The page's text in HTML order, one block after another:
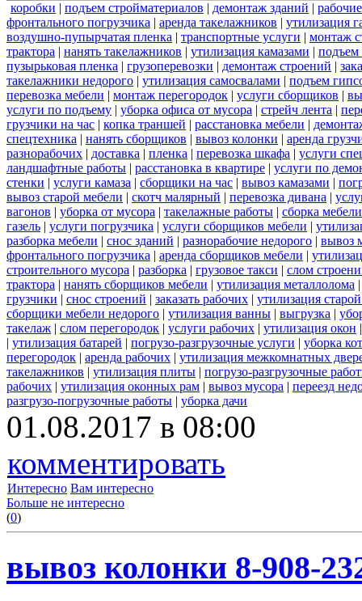
коробки | подъем стройматериалов | демонтаж зданий |
фронтального погрузчика | аренда такелажников | утилизация
воздушно-пупырчатая пленка | транспортные услуги | монтаж
трактора | нанять такелажников | утилизация камазами | подъем
пузырьковая пленка | грузоперевозки | демонтаж строений |
такелажники недорого | утилизация самосвалами | подъем
перевозка мебели | монтаж перегородок | услуги сборщиков |
услуги по подъему | уборка офиса от мусора | стрейч лента |
грузчики на час | копка траншей | расстановка мебели |
спецтехника | нанять сборщиков | вывоз колонки | аренда
разнорабочих | доставка | пленка | перевозка шкафа | услуги
ландшафтные работы | расстановка в квартире | услуги по
стенки | услуги камаза | сборщики на час | вывоз камазами |
вывоз старой мебели | скотч малярный | перевозка дивана |
вагонов | уборка от мусора | такелажные работы | сборка мебели
газель | услуги погрузчика | услуги сборщиков мебели |
разборка мебели | снос зданий | разнорабочие недорого | вывоз
фронтального погрузчика | аренда сборщиков мебели |
строительного мусора | разборка | грузовое такси | слом
трактора | нанять сборщиков мебели | утилизация металлолома
грузчики | снос строений | заказать рабочих | утилизация
сборщики мебели недорого | утилизация ванны | выгрузка |
такелаж | слом перегородок | услуги рабочих | утилизация окон
| утилизация батарей | погрузо-разгрузочные услуги | уборка
перегородок | аренда рабочих | утилизация межкомнатных
такелажников | утилизация плиты | погрузо-разгрузочные
рабочих | утилизация оконных рам | вывоз мусора | переезд
разгрузо-погрузочные работы | уборка дачи
01.08.2017 в 08:00
комментировать
Интересно Вам интересно
Больше не интересно
(0)
вывоз колонки 8-908-